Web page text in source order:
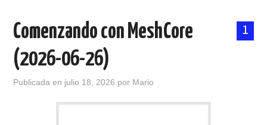
1
Comenzando con MeshCore
(2026-06-26)
Publicada en julio 18, 2026 por Mario